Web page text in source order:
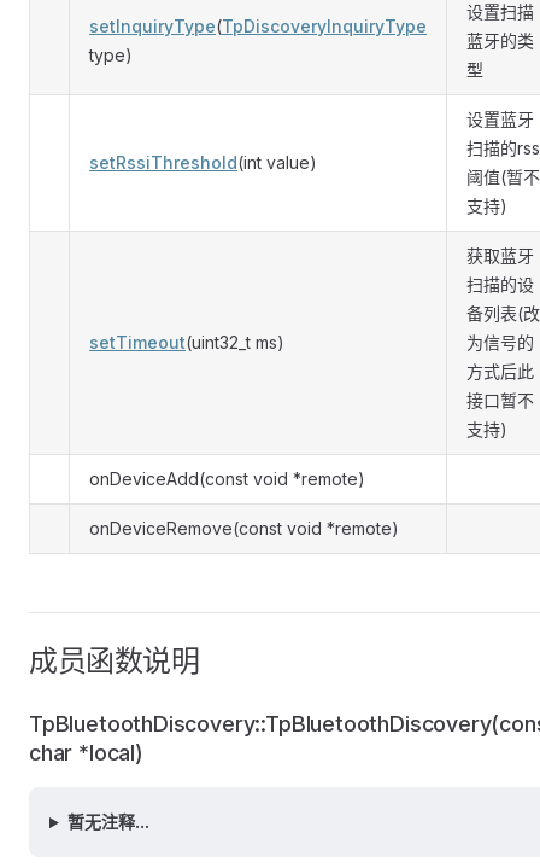
setInquiryType(TpDiscoveryInquiryType
type)
设置扫描
蓝牙的类
型
setRssiThreshold(int value)
设置蓝牙
扫描的
阈值(暂不
支持)
setTimeout(uint32_t ms)
获取蓝牙
扫描的设
备列表(改
为信号的
方式后此
接口暂不
支持)
onDeviceAdd(const void *remote)
onDeviceRemove(const void *remote)
成员函数说明
char *local)
暂无注释...